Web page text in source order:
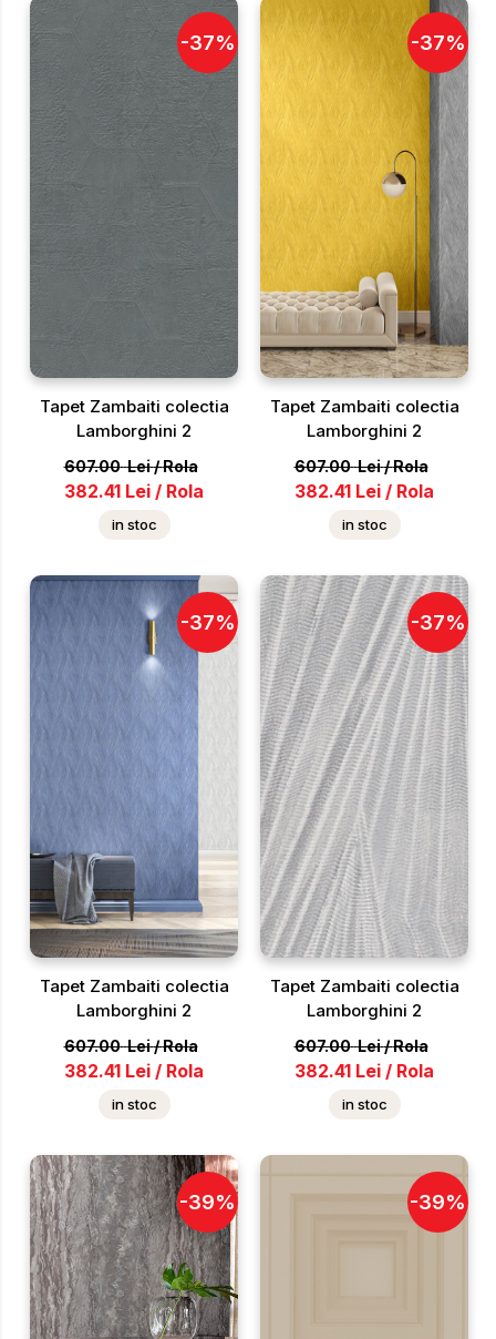
-37%
Tapet Zambaiti colectia
Lamborghini 2
607.00 Lei/Rola
382.41 Lei / Rola
in stoc
-37%
Tapet Zambaiti colectia
Lamborghini 2
607.00 Lei/Rola
382.41 Lei / Rola
in stoc
-37%
Tapet Zambaiti colectia
Lamborghini 2
607.00 Lei/Rola
382.41 Lei / Rola
in stoc
-37%
Tapet Zambaiti colectia
Lamborghini 2
607.00 Lei/Rola
382.41 Lei / Rola
in stoc
-39% -39%